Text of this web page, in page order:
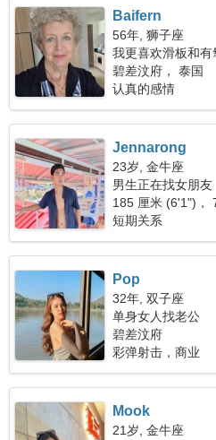
Baifern
56年, 狮子座
我更喜欢滑板和有
碧差汶府， 泰国
认真的感情
Jennarong
23岁, 金牛座
男生正在找女朋友
185 厘米 (6'1")，
短期关系
Pop
32年, 双子座
单身女人找老公
碧差汶府
彩弹射击，商业
Mook
21岁, 金牛座